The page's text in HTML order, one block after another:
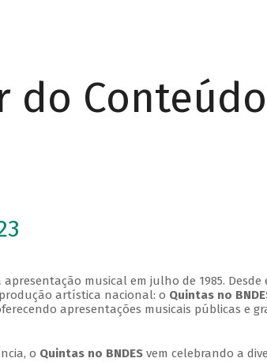
do
apresentação musical em julho de 1985.
artística nacional: o Quintas no
apresentações musicais públicas e
o Quintas no BNDESvem celebrando a